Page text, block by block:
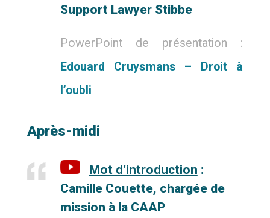
Support Lawyer Stibbe
PowerPoint de présentation :
Edouard Cruysmans – Droit à
l’oubli
Après-midi
Mot d’introduction :
Camille Couette, chargée de
mission à la CAAP